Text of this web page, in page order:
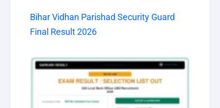
Bihar Vidhan Parishad Security Guard
Final Result 2026